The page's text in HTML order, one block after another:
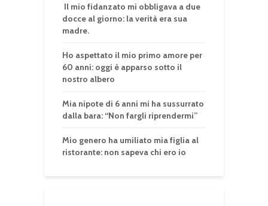
Il mio fidanzato mi obbligava a due
docce al giorno: la verità era sua
madre.
Ho aspettato il mio primo amore per
60 anni: oggi è apparso sotto il
nostro albero
Mia nipote di 6 anni mi ha sussurrato
dalla bara: “Non fargli riprendermi”
Mio genero ha umiliato mia figlia al
ristorante: non sapeva chi ero io